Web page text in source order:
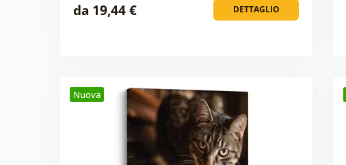
DETTAGLIO
da 19,44 €
Nuova